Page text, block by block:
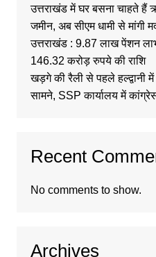
उत्तराखंड में घर बसना चाहते
जमीन, अब सीएम धामी से मांगी
उत्तराखंड : 9.87 लाख पेंशन
146.32 करोड़ रुपये की राशि
खड़गे की रैली से पहले
सामने, SSP कार्यालय में
Recent
No comments to show.
Archives